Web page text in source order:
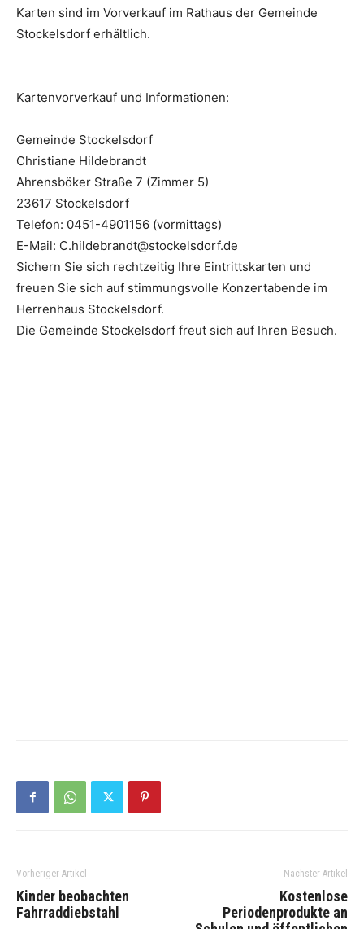
Karten sind im Vorverkauf im Rathaus der Gemeinde
Stockelsdorf erhältlich.
Kartenvorverkauf und Informationen:
Gemeinde Stockelsdorf
Christiane Hildebrandt
Ahrensböker Straße 7 (Zimmer 5)
23617 Stockelsdorf
Telefon: 0451-4901156 (vormittags)
E-Mail: C.hildebrandt@stockelsdorf.de
Sichern Sie sich rechtzeitig Ihre Eintrittskarten und
freuen Sie sich auf stimmungsvolle Konzertabende im
Herrenhaus Stockelsdorf.
Die Gemeinde Stockelsdorf freut sich auf Ihren Besuch.
Vorheriger Artikel
Kinder beobachten
Fahrraddiebstahl
Nächster Artikel
Kostenlose
Periodenprodukte an